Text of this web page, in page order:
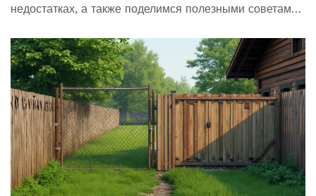
недостатках, а также поделимся полезными советами
поможет сделать правильный выбор для вашего
участка.